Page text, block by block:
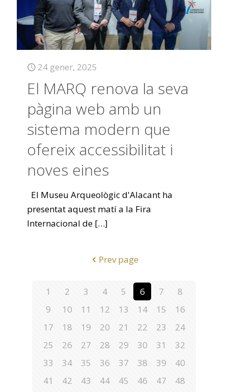
24 gener, 2025
El MARQ renova la seva
pàgina web amb un
sistema modern que
ofereix accessibilitat i
noves eines
El Museu Arqueològic d'Alacant ha
presentat aquest matí a la Fira
Internacional de […]
Prev page
1 2 3 4 5 6 7
8
9
10 11 12 13 14 15
16
17
18 19 20 21 22 23
24
25
26 27 28 29 30 31
32
33
34 35 36 37 38 39
40
41
42 43 44 45 46 47
48